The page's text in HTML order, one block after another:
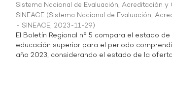
Sistema Nacional de Evaluación, Acreditación
SINEACE (Sistema Nacional de Evaluación,
- SINEACE, 2023-11-29)
El Boletín Regional n° 5 compara el estado
educación superior para el periodo
año 2023, considerando el estado de la